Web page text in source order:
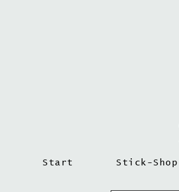
Start Stick-Shop